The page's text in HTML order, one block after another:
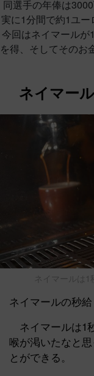
同選手の年俸は
実に1分間で約1ユ
今回はネイマールが
を得、そしてそのお
ネイマー
ネイマールは
ネイマールの秒給
ネイマールは1
喉が渇いたなと
とができる。